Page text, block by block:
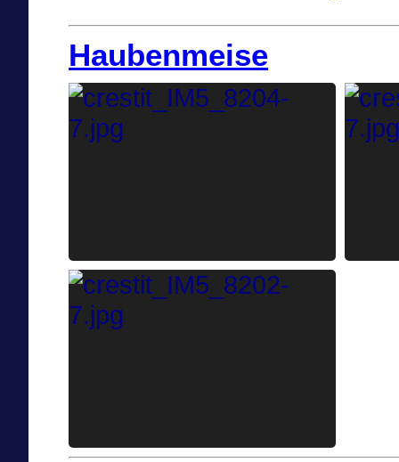
Haubenmeise